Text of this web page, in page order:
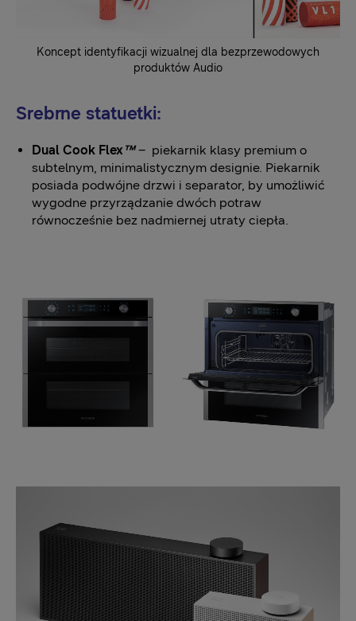
Koncept identyfikacji wizualnej dla bezprzewodowych
produktów Audio
Srebrne statuetki:
Dual Cook Flex™– piekarnik klasy premium o
subtelnym, minimalistycznym designie. Piekarnik
posiada podwójne drzwi i separator, by umożliwić
wygodne przyrządzanie dwóch potraw
równocześnie bez nadmiernej utraty ciepła.